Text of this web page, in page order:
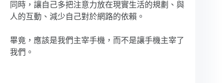
同時，讓自己多把注意力放在現實生活的規劃、與
人的互動、減少自己對於網路的依賴。
畢竟，應該是我們主宰手機，而不是讓手機主宰了
我們。